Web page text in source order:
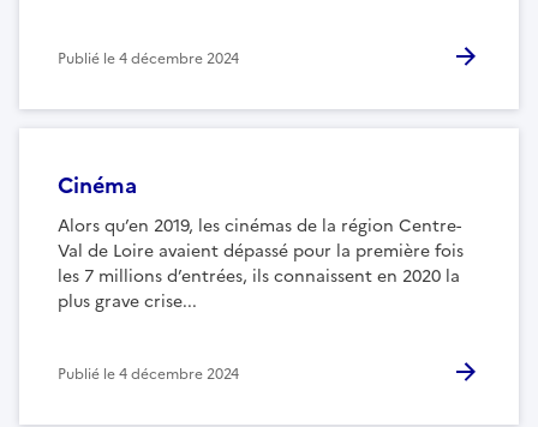
Publié le4 décembre 2024
Cinéma
Alors qu’en 2019, les cinémas de la région Centre-
Val de Loire avaient dépassé pour la première fois
les 7 millions d’entrées, ils connaissent en 2020 la
plus grave crise...
Publié le4 décembre 2024